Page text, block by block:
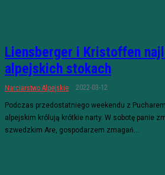
Liensberger i Kristoffen
alpejskich stokach
Narciarstwo Alpejskie 2022-03-12
Podczas przedostatniego weekendu z
alpejskim królują krótkie narty. W sobotę panie
szwedzkim Are, gospodarzem zmagań...